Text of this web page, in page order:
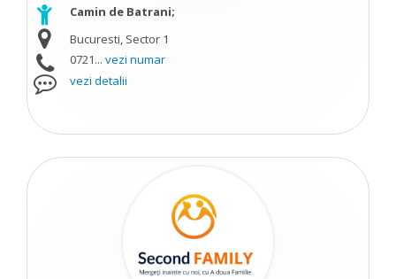
Camin de Batrani;
Bucuresti, Sector 1
0721... vezi numar
vezi detalii